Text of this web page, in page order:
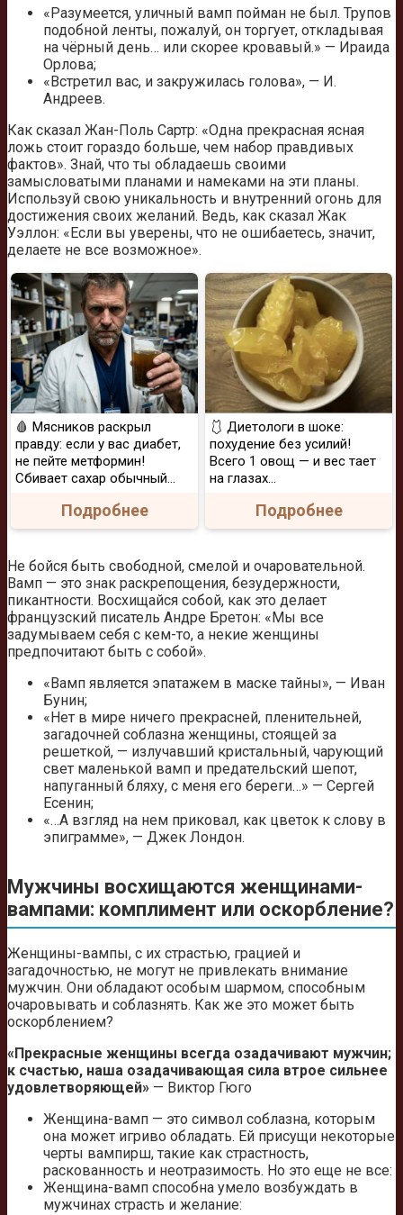
«Разумеется, уличный вамп пойман не был. Трупов
подобной ленты, пожалуй, он торгует, откладывая
на чёрный день… или скорее кровавый.» — Ираида
Орлова;
«Встретил вас, и закружилась голова», — И.
Андреев.
Как сказал Жан-Поль Сартр: «Одна прекрасная ясная
ложь стоит гораздо больше, чем набор правдивых
фактов». Знай, что ты обладаешь своими
замысловатыми планами и намеками на эти планы.
Используй свою уникальность и внутренний огонь для
достижения своих желаний. Ведь, как сказал Жак
Уэллон: «Если вы уверены, что не ошибаетесь, значит,
делаете не все возможное».
🩸 Мясников раскрыл
правду: если у вас диабет,
не пейте метформин!
Сбивает сахар обычный...
Подробнее
🩱 Диетологи в шоке:
похудение без усилий!
Всего 1 овощ — и вес тает
на глазах…
Подробнее
Не бойся быть свободной, смелой и очаровательной.
Вамп — это знак раскрепощения, безудержности,
пикантности. Восхищайся собой, как это делает
французский писатель Андре Бретон: «Мы все
задумываем себя с кем-то, а некие женщины
предпочитают быть с собой».
«Вамп является эпатажем в маске тайны», — Иван
Бунин;
«Нет в мире ничего прекрасней, пленительней,
загадочней соблазна женщины, стоящей за
решеткой, — излучавший кристальный, чарующий
свет маленькой вамп и предательский шепот,
напуганный бляху, с меня его береги…» — Сергей
Есенин;
«…А взгляд на нем приковал, как цветок к слову в
эпиграмме», — Джек Лондон.
Мужчины восхищаются женщинами-
вампами: комплимент или оскорбление?
Женщины-вампы, с их страстью, грацией и
загадочностью, не могут не привлекать внимание
мужчин. Они обладают особым шармом, способным
очаровывать и соблазнять. Как же это может быть
оскорблением?
«Прекрасные женщины всегда озадачивают мужчин;
к счастью, наша озадачивающая сила втрое сильнее
удовлетворяющей» — Виктор Гюго
Женщина-вамп — это символ соблазна, которым
она может игриво обладать. Ей присущи некоторые
черты вампирш, такие как страстность,
раскованность и неотразимость. Но это еще не все:
Женщина-вамп способна умело возбуждать в
мужчинах страсть и желание: